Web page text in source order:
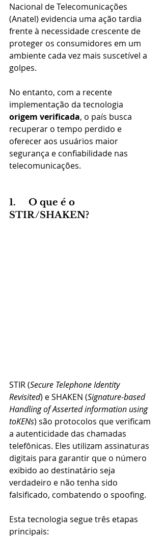
Nacional de Telecomunicações
(Anatel) evidencia uma ação tardia
frente à necessidade crescente de
proteger os consumidores em um
ambiente cada vez mais suscetível a
golpes.
No entanto, com a recente
implementação da tecnologia
origem verificada, o país busca
recuperar o tempo perdido e
oferecer aos usuários maior
segurança e confiabilidade nas
telecomunicações.
1.     O que é o
STIR/SHAKEN?
STIR (Secure Telephone Identity
Revisited) e SHAKEN (Signature-based
Handling of Asserted information using
toKENs) são protocolos que verificam
a autenticidade das chamadas
telefônicas. Eles utilizam assinaturas
digitais para garantir que o número
exibido ao destinatário seja
verdadeiro e não tenha sido
falsificado, combatendo o spoofing.
Esta tecnologia segue três etapas
principais: